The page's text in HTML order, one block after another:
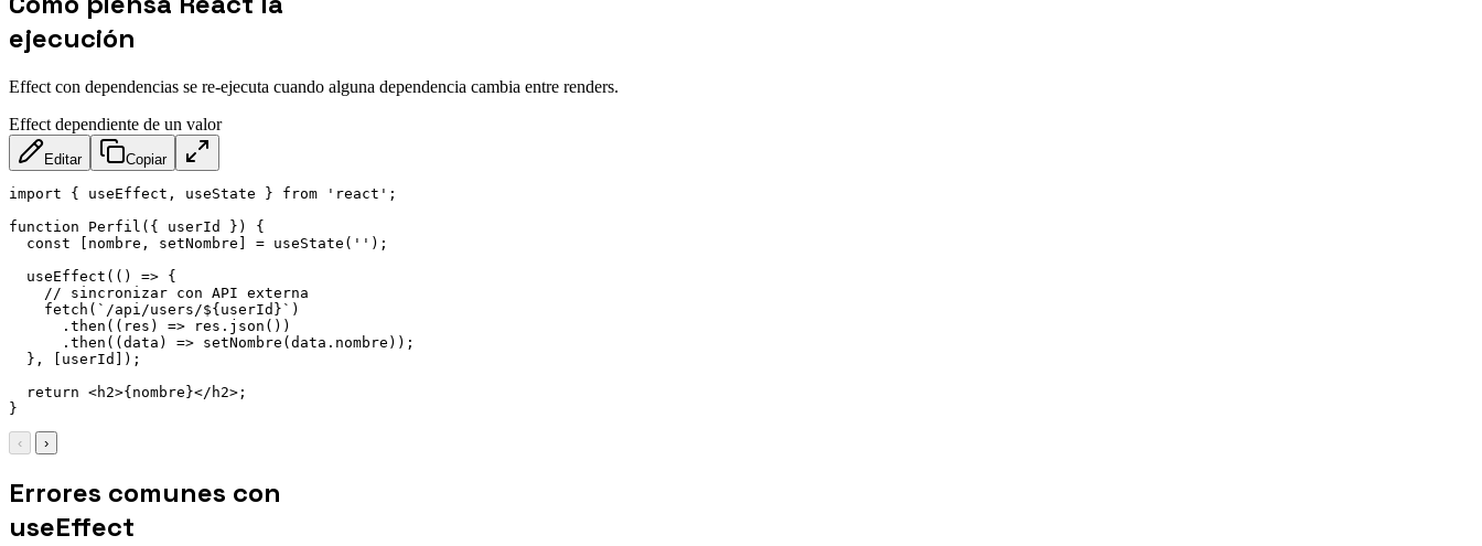
ejecución
Effect con dependencias se re-ejecuta cuando alguna dependencia cambia entre renders.
Effect dependiente de un valor
Editar Copiar
import { useEffect, useState } from 'react';
function Perfil({ userId }) {
  const [nombre, setNombre] = useState('');
  useEffect(() => {
    // sincronizar con API externa
    fetch(`/api/users/${userId}`)
      .then((res) => res.json())
      .then((data) => setNombre(data.nombre));
  }, [userId]);
  return
<h2>{nombre}</ h2> ;
}
‹ ›
Errores comunes con
useEffect